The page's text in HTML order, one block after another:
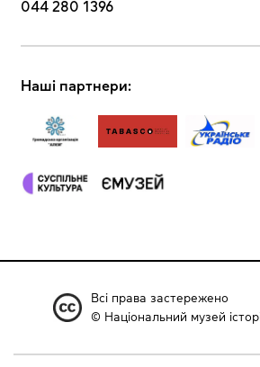
044 280 1396
Наші партнери:
Всі права застережено
© Національний музей